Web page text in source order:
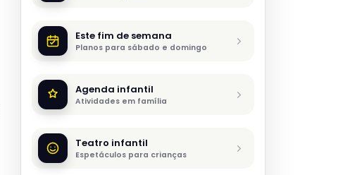
Este fim de semana
Planos para sábado e domingo
Agenda infantil
Atividades em família
Teatro infantil
Espetáculos para crianças